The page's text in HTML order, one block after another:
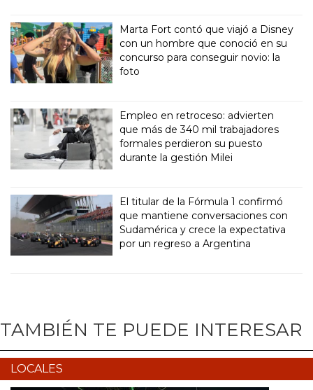
Marta Fort contó que viajó a Disney
con un hombre que conoció en su
concurso para conseguir novio: la
foto
Empleo en retroceso: advierten
que más de 340 mil trabajadores
formales perdieron su puesto
durante la gestión Milei
El titular de la Fórmula 1 confirmó
que mantiene conversaciones con
Sudamérica y crece la expectativa
por un regreso a Argentina
TAMBIÉN TE PUEDE INTERESAR
LOCALES